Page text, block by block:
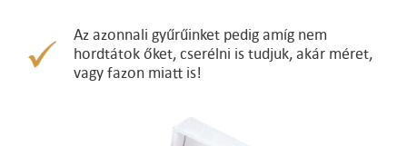
Az azonnali gyűrűinket pedig amíg nem
hordtátok őket, cserélni is tudjuk, akár méret,
vagy fazon miatt is!